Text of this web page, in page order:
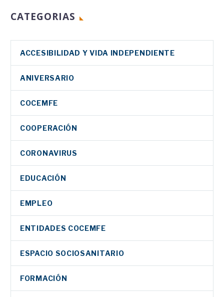
CATEGORIAS
ACCESIBILIDAD Y VIDA INDEPENDIENTE
ANIVERSARIO
COCEMFE
COOPERACIÓN
CORONAVIRUS
EDUCACIÓN
EMPLEO
ENTIDADES COCEMFE
ESPACIO SOCIOSANITARIO
FORMACIÓN